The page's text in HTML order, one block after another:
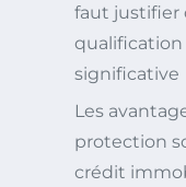
faut justifier
qualification
significative
Les
protection
crédit